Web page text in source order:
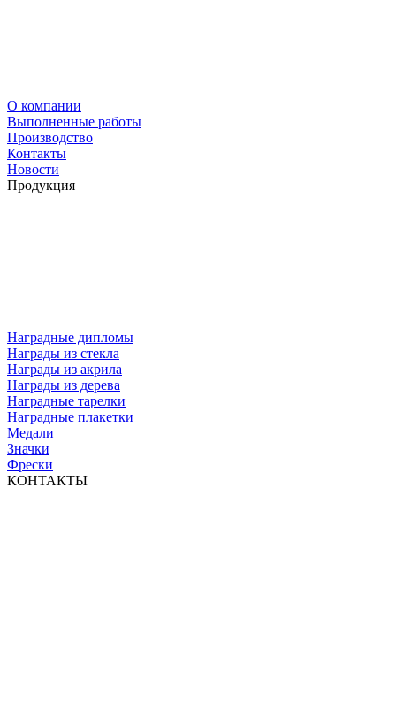
О компании
Выполненные работы
Производство
Контакты
Новости
Продукция
Наградные дипломы
Награды из стекла
Награды из акрила
Награды из дерева
Наградные тарелки
Наградные плакетки
Медали
Значки
Фрески
КОНТАКТЫ